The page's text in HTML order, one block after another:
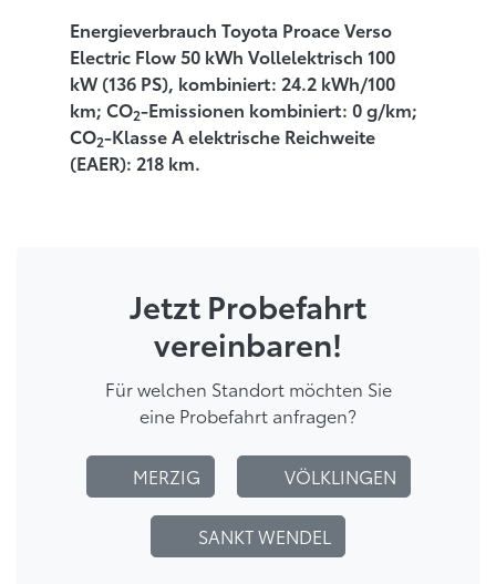
Energieverbrauch Toyota Proace Verso
Electric Flow 50 kWh Vollelektrisch 100
kW (136 PS), kombiniert: 24.2 kWh/100
km; CO2-Emissionen kombiniert: 0 g/km;
CO2-Klasse A elektrische Reichweite
(EAER): 218 km.
Jetzt Probefahrt
vereinbaren!
Für welchen Standort möchten Sie
eine Probefahrt anfragen?
MERZIG VÖLKLINGEN
SANKT WENDEL